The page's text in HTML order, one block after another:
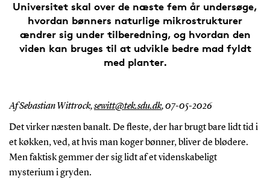
Universitet skal over de næste fem år undersøge,
hvordan bønners naturlige mikrostrukturer
ændrer sig under tilberedning, og hvordan den
viden kan bruges til at udvikle bedre mad fyldt
med planter.
Af Sebastian Wittrock,sewitt@tek.sdu.dk,07-05-2026
Det virker næsten banalt. De fleste, der har brugt bare lidt tid i
et køkken, ved, at hvis man koger bønner, bliver de blødere.
Men faktisk gemmer der sig lidt af et videnskabeligt
mysterium i gryden.